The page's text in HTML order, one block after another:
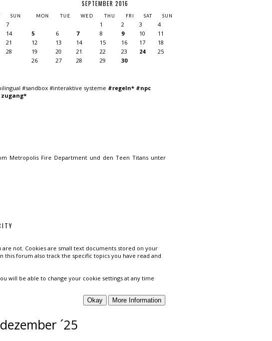
SUN
7
14
21
28
SEPTEMBER 2016
MON TUE WED THU FRI SAT SUN
1 2 3
4
5
6 7 8 9 10
11
12
13 14 15 16 17
18
19
20 21 22 23 24
25
26
27 28 29 30
#sandbox #interaktive systeme #regeln* #npc
Metropolis Fire Department und den Teen Titans unter
not. Cookies are small text documents stored on your
forum also track the specific topics you have read and
will be able to change your cookie settings at any time
´25